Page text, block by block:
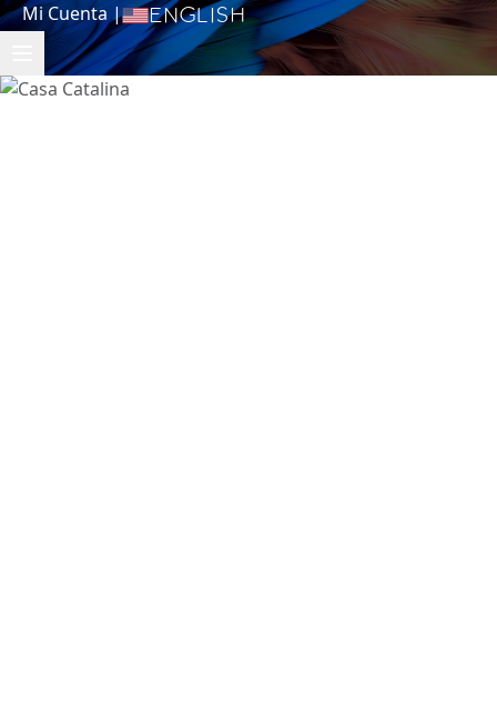
Mi Cuenta | English